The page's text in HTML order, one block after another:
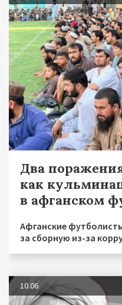
Два
как
в афганском
Афганские
за сборную из-за
10.06